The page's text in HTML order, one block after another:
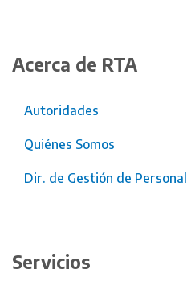
Acerca de RTA
Autoridades
Quiénes Somos
Dir. de Gestión de Personal
Servicios